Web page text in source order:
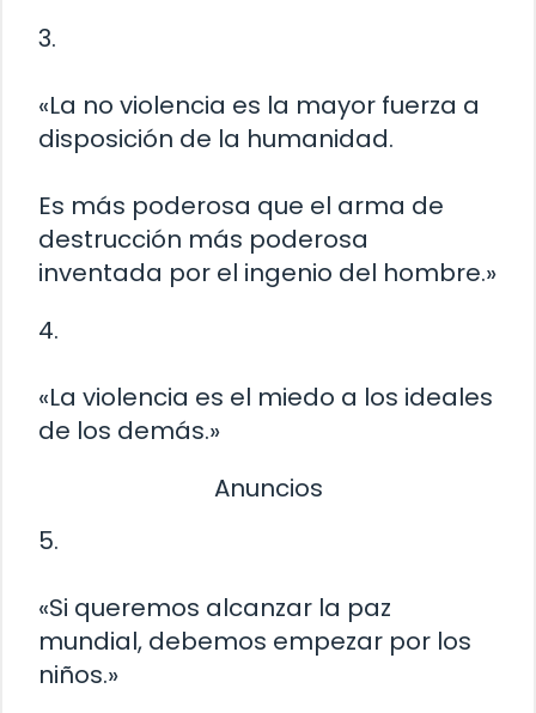
3.
«La no violencia es la mayor fuerza a
disposición de la humanidad.
Es más poderosa que el arma de
destrucción más poderosa
inventada por el ingenio del hombre.»
4.
«La violencia es el miedo a los ideales
de los demás.»
Anuncios
5.
«Si queremos alcanzar la paz
mundial, debemos empezar por los
niños.»